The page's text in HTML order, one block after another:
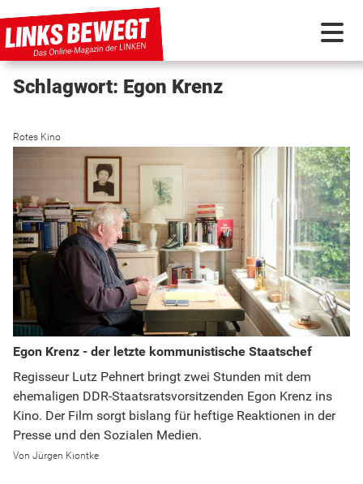
PARTEI IN BEWEGUNG
PROGRAMMDEBATTE
KUNSTSTOFF
DISKUSSIONSSTOFF
INTERNATIONAL
Schlagwort: Egon Krenz
Rotes Kino
Egon Krenz - der letzte kommunistische Staatschef
Regisseur Lutz Pehnert bringt zwei Stunden mit dem
ehemaligen DDR-Staatsratsvorsitzenden Egon Krenz ins
Kino. Der Film sorgt bislang für heftige Reaktionen in der
Presse und den Sozialen Medien.
Jürgen Kiontke